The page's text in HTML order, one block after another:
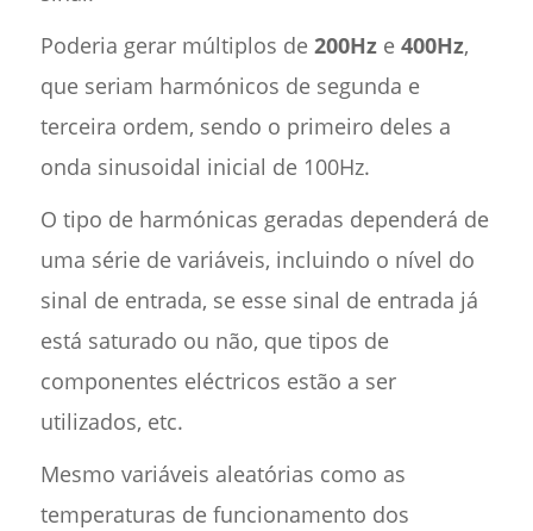
Poderia gerar múltiplos de 200Hze 400Hz,
que seriam harmónicos de segunda e
terceira ordem, sendo o primeiro deles a
onda sinusoidal inicial de 100Hz.
O tipo de harmónicas geradas dependerá de
uma série de variáveis, incluindo o nível do
sinal de entrada, se esse sinal de entrada já
está saturado ou não, que tipos de
componentes eléctricos estão a ser
utilizados, etc.
Mesmo variáveis aleatórias como as
temperaturas de funcionamento dos